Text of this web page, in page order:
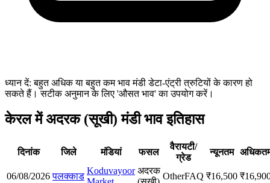
ध्यान दें: बहुत अधिक या बहुत कम भाव मंडी डेटा-एंट्री त्रुटियों के कारण हो
सकते हैं। सटीक अनुमान के लिए 'औसत भाव' का उपयोग करें।
केरल में अदरक (सूखी) मंडी भाव इतिहास
दिनांक जिले मंडियां फसल
वैरायटी/
ग्रेड
न्यूनतम
06/08/2026 पलक्काड
Koduvayoor अदरक
OtherFAQ ₹16,500 ₹